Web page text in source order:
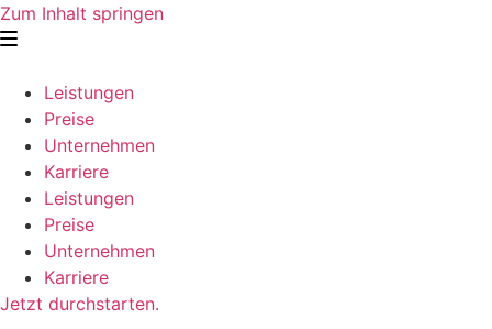
Zum Inhalt springen
Leistungen
Preise
Unternehmen
Karriere
Leistungen
Preise
Unternehmen
Karriere
Jetzt durchstarten.